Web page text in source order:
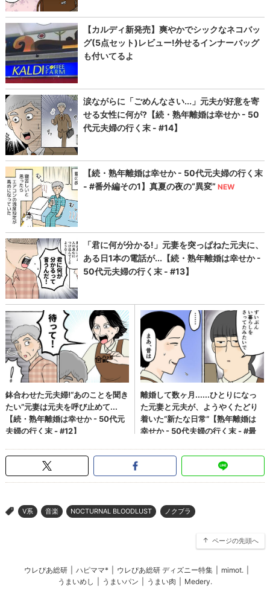
> V系 音楽 NOCTURNAL BLOODLUST ノクブラ
ページの先頭へ
ウレぴあ総研 ハピママ* ウレぴあ総研 ディズニー特集 mimot.
うまいめし
うまいパン うまい肉 Medery.